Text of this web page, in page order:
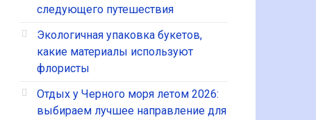
следующего путешествия
Экологичная упаковка букетов,
какие материалы используют
флористы
Отдых у Черного моря летом 2026:
выбираем лучшее направление для